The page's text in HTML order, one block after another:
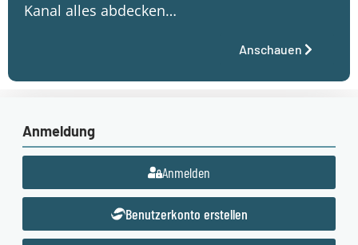
Kanal alles abdecken…
Anschauen
Anmeldung
Anmelden
Benutzerkonto erstellen